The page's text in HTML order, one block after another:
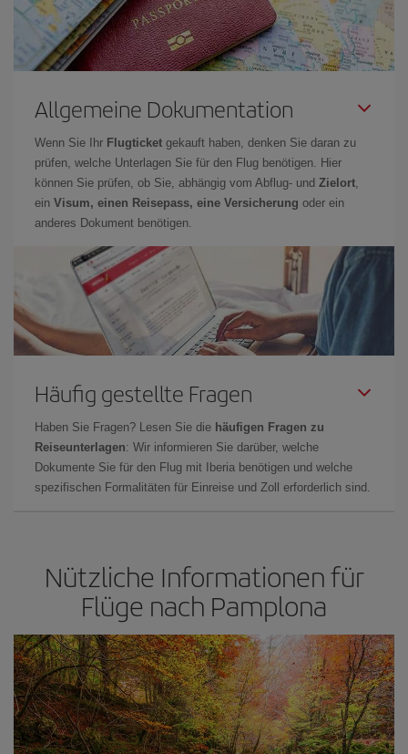
Allgemeine Dokumentation
Wenn Sie Ihr Flugticket gekauft haben, denken Sie daran zu
prüfen, welche Unterlagen Sie für den Flug benötigen. Hier
können Sie prüfen, ob Sie, abhängig vom Abflug- und Zielort,
ein Visum, einen Reisepass, eine Versicherung oder ein
anderes Dokument benötigen.
Häufig gestellte Fragen
Haben Sie Fragen? Lesen Sie die häufigen Fragen zu
Reiseunterlagen: Wir informieren Sie darüber, welche
Dokumente Sie für den Flug mit Iberia benötigen und welche
spezifischen Formalitäten für Einreise und Zoll erforderlich sind.
Nützliche Informationen für
Flüge nach Pamplona